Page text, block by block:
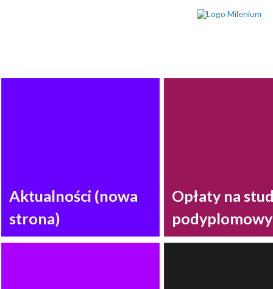
Aktualności (nowa
strona)
Opłaty na